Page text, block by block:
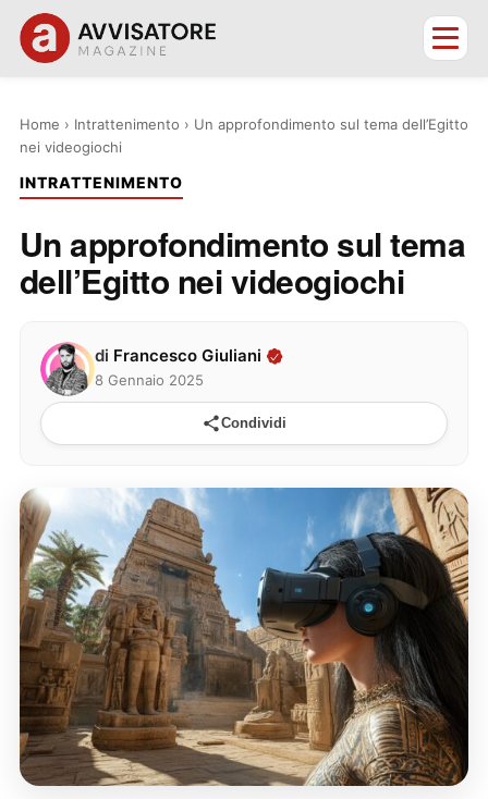
Home › Intrattenimento › Un approfondimento sul tema dell’Egitto
nei videogiochi
INTRATTENIMENTO
Un approfondimento sul tema
dell’Egitto nei videogiochi
di Francesco Giuliani
8 Gennaio 2025
Condividi